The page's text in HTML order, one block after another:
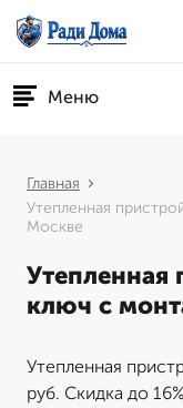
Меню
Главная
Утепленная
Москве
Утепленная
ключ с
Утепленная
руб. Скидка до